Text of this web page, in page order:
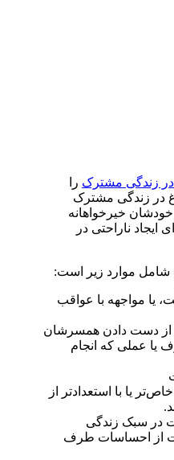
زندگی مشترک را
در زندگی مشترک
خیرخواهانه
ناراحتی در
موارد زیر است:
یا مواجهه با عواقب
از دست دادن همسرشان
یا عملی که انجام
یا با استعدادتر از
در سبک زندگی
از احساسات طرف